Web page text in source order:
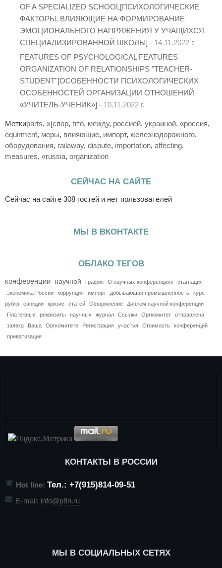
OF A SPECIALIZED SCHOOL[ПСИХОЛОГИЧЕСКИЕ
ФАКТОРЫ, ВЛИЯЮЩИЕ НА ФОРМИРОВАНИЕ
ЭМОЦИОНАЛЬНОГО НАПРЯЖЕНИЯ У УЧАЩИХСЯ
СПЕЦИАЛИЗИРОВАННОЙ ШКОЛЫ] - 14.11.2022 г.
FEATURES OF PSYCHOLOGICAL FEATURES
ORGANIZATION OF RELATIONSHIPS "TEACHER-
STUDENT"[ОСОБЕННОСТИ ПСИХОЛОГИЧЕСКИХ
ОСОБЕННОСТЕЙ ОРГАНИЗАЦИИ ОТНОШЕНИЙ
«УЧИТЕЛЬ-УЧЕНИК»] - 10.11.2022 г.
Меткиparts, »[спор, вто, между, россией, украиной, «россия,
equirment, меры, влияющие, импорт, железнодорожного,
оборудования, railaway, dispute, importation, affecting,
measures, «russia, organization
СЕЙЧАС НА САЙТЕ
Сейчас на сайте 308 гостей и нет пользователей
МЫ В ВКОНТАКТЕ
ОБЛАКО ТЕГОВ
конференции научной График О научных конференциях
стагнация
экономика России
коррупция импорт добывающая промышленность
курс
рубля
санкции кризис статей Оформление
Диплом научной конференции
Платежные
реквизиты научных журнал Ссылки Оргкомитет
отправлена
заявка
Ваша Оргкомитете Регистрация участия Стоимость
конференций
приватизация
КОНТАКТЫ В РОССИИ
Hot line: Тел.: +7(915)814-09-51
E-mail: info@p8n.ru
МЫ В СОЦИАЛЬНЫХ СЕТЯХ